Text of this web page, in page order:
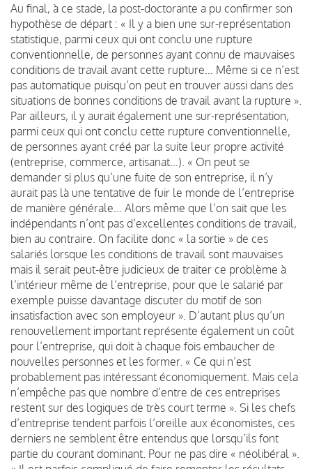
Au final, à ce stade, la post-doctorante a pu confirmer son
hypothèse de départ : « Il y a bien une sur-représentation
statistique, parmi ceux qui ont conclu une rupture
conventionnelle, de personnes ayant connu de mauvaises
conditions de travail avant cette rupture… Même si ce n’est
pas automatique puisqu’on peut en trouver aussi dans des
situations de bonnes conditions de travail avant la rupture ».
Par ailleurs, il y aurait également une sur-représentation,
parmi ceux qui ont conclu cette rupture conventionnelle,
de personnes ayant créé par la suite leur propre activité
(entreprise, commerce, artisanat…). « On peut se
demander si plus qu’une fuite de son entreprise, il n’y
aurait pas là une tentative de fuir le monde de l’entreprise
de manière générale… Alors même que l’on sait que les
indépendants n’ont pas d’excellentes conditions de travail,
bien au contraire. On facilite donc « la sortie » de ces
salariés lorsque les conditions de travail sont mauvaises
mais il serait peut-être judicieux de traiter ce problème à
l’intérieur même de l’entreprise, pour que le salarié par
exemple puisse davantage discuter du motif de son
insatisfaction avec son employeur ». D’autant plus qu’un
renouvellement important représente également un coût
pour l’entreprise, qui doit à chaque fois embaucher de
nouvelles personnes et les former. « Ce qui n’est
probablement pas intéressant économiquement. Mais cela
n’empêche pas que nombre d’entre de ces entreprises
restent sur des logiques de très court terme ». Si les chefs
d’entreprise tendent parfois l’oreille aux économistes, ces
derniers ne semblent être entendus que lorsqu’ils font
partie du courant dominant. Pour ne pas dire « néolibéral ».